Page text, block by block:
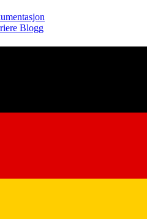
Blogg